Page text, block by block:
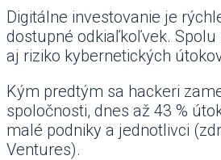
Digitálne investovanie je
dostupné odkiaľkoľvek.
aj riziko kybernetických
Kým predtým sa hackeri
spoločnosti, dnes až 43 %
malé podniky a jednotlivci
Ventures).